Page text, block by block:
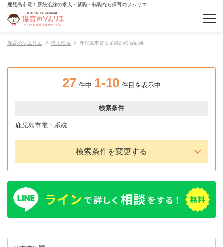
鹿児島市電１系統沿線の求人・就職・転職なら保育のソムリエ
保育のソムリエ 求人検索 鹿児島市電１系統の検索結果
27 件中 1-10 件目を表示中
検索条件
鹿児島市電１系統
検索条件を変更する